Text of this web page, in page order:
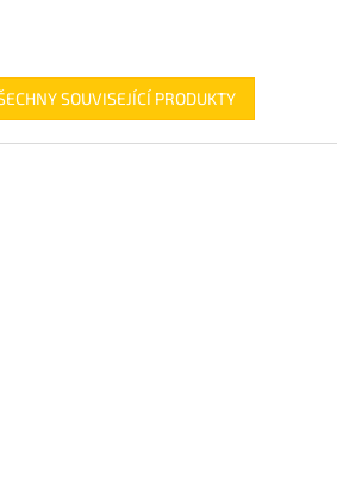
SOUVISEJÍCÍ PRODUKTY